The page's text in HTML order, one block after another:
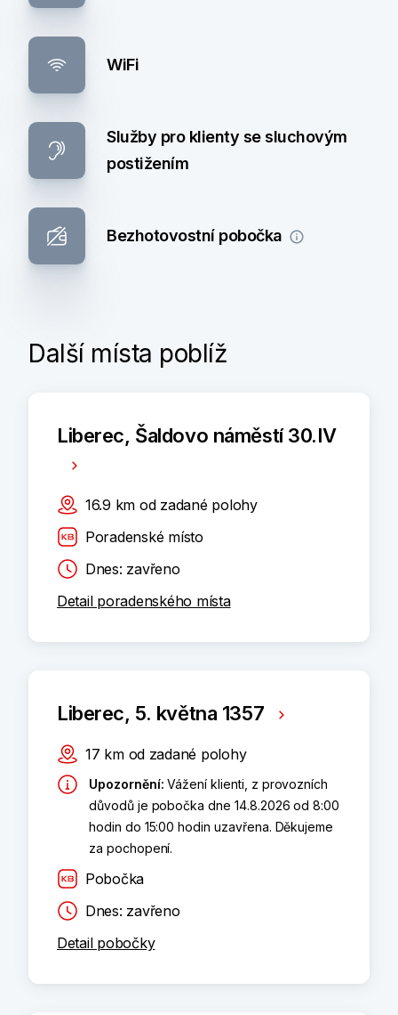
WiFi
Služby pro klienty se sluchovým
postižením
Bezhotovostní pobočka
Další místa poblíž
Liberec, Šaldovo náměstí 30.IV
16.9 km od zadané polohy
Poradenské místo
Dnes: zavřeno
Detail poradenského místa
Liberec, 5. května 1357
17 km od zadané polohy
Upozornění: Vážení klienti, z provozních
důvodů je pobočka dne 14.8.2026 od 8:00
hodin do 15:00 hodin uzavřena. Děkujeme
za pochopení.
Pobočka
Dnes: zavřeno
Detail pobočky